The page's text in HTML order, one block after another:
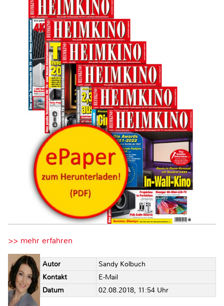
>> mehr erfahren
Autor
Sandy Kolbuch
Kontakt
E-Mail
Datum
02.08.2018, 11:54 Uhr